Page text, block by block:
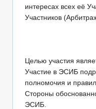
интересах всех её
Участников
Целью участия
Участие в ЭСИБ
полномочия и
Стороны
ЭСИБ.